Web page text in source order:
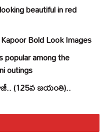
beautiful in red
Bold Look Images
popular among the
outings
(125వ జయంతి)..